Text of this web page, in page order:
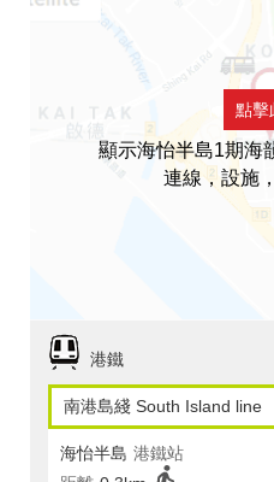
點擊
顯示海怡半島1期海
連線，設施
港鐵
南港島綫 South Island line
海怡半島 港鐵站